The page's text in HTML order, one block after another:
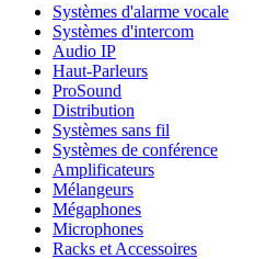
Systèmes d'alarme vocale
Systèmes d'intercom
Audio IP
Haut-Parleurs
ProSound
Distribution
Systèmes sans fil
Systèmes de conférence
Amplificateurs
Mélangeurs
Mégaphones
Microphones
Racks et Accessoires